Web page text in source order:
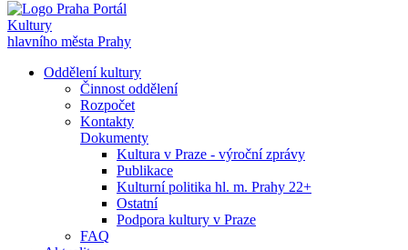
Portál
Kultury
hlavního města Prahy
Oddělení kultury
Činnost oddělení
Rozpočet
Kontakty
Dokumenty
Kultura v Praze - výroční zprávy
Publikace
Kulturní politika hl. m. Prahy 22+
Ostatní
Podpora kultury v Praze
FAQ